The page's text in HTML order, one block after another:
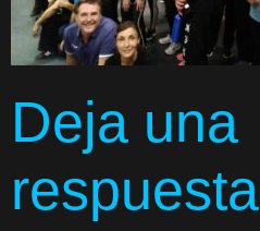
Deja una
respuesta